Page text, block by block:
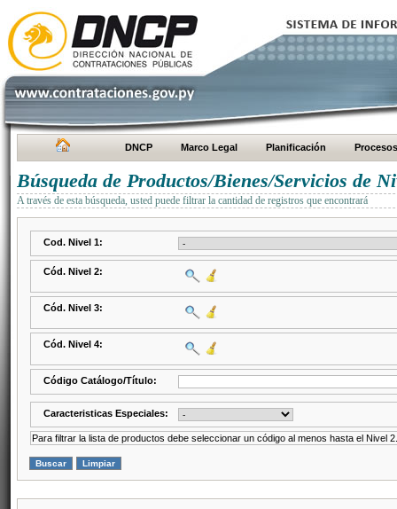
DNCP Marco Legal Planificación Procesos
Búsqueda de Productos/Bienes/Servicios de
A través de esta búsqueda, usted puede filtrar la cantidad de registros que encontrará
Cod. Nivel 1:
Cód. Nivel 2:
Cód. Nivel 3:
Cód. Nivel 4:
Código Catálogo/Título:
Caracteristicas Especiales:
Para filtrar la lista de productos debe seleccionar un código al menos hasta el Nivel 2.